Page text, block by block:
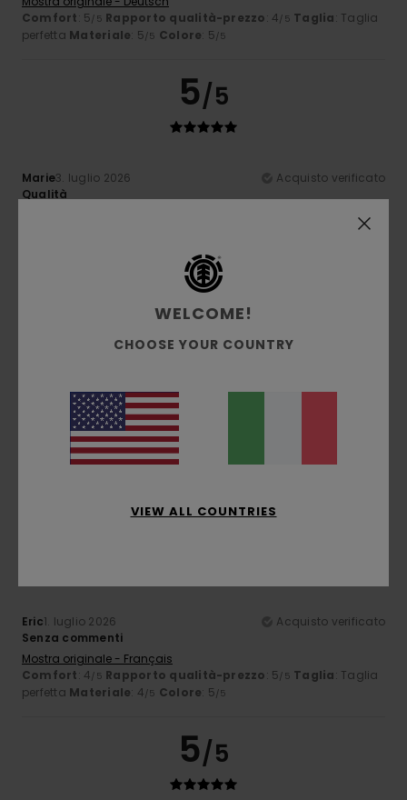
Comfort: 5 /5 Rapporto qualità-prezzo: 4 /5 Taglia: Taglia
perfetta Materiale: 5 /5 Colore: 5 /5
5/5
Marie3. luglio 2026
Acquisto verificato
Qualità
: Taglia
Consiglio questo prodotto
3/5
Stephane2. luglio 2026
Manca un elastico in fondo / che stringe
Mostra originale - Français
Comfort: 4/5 Rapporto qualità-prezzo Taglia: Grande
Eric1. luglio 2026
Acquisto verificato
Senza commenti
Mostra originale - Français
Comfort: 4 /5 Rapporto qualità-prezzo: 5 /5 Taglia: Taglia
perfetta Materiale: 4 /5 Colore: 5 /5
5/5
WELCOME!
CHOOSE YOUR COUNTRY
VIEW ALL COUNTRIES